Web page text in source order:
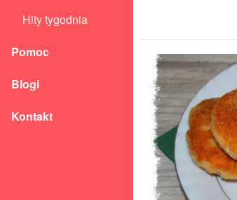
Hity tygodnia
Pomoc
Blogi
Kontakt